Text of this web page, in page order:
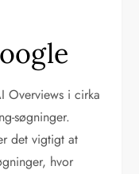
Overviews i cirka
søgninger.
det vigtigt at
hvor